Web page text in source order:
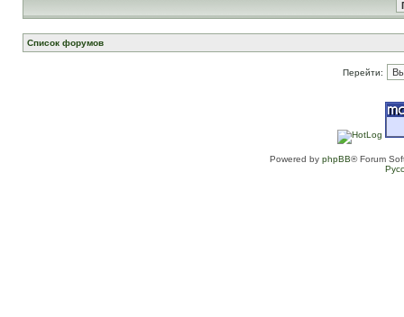
Список форумов
Перейти:
Powered by phpBB® Forum